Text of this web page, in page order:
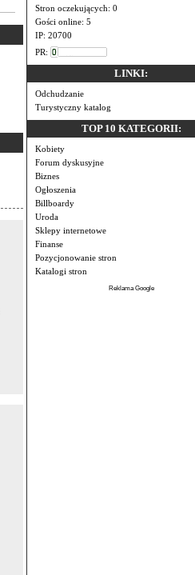
Stron oczekujących: 0
Gości online: 5
IP: 20700
PR:
LINKI:
Odchudzanie
Turystyczny katalog
TOP 10 KATEGORII:
Kobiety
Forum dyskusyjne
Biznes
Ogłoszenia
Billboardy
Uroda
Sklepy internetowe
Finanse
Pozycjonowanie stron
Katalogi stron
Reklama Google